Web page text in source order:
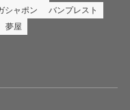
シャポン
バンプレスト
夢屋